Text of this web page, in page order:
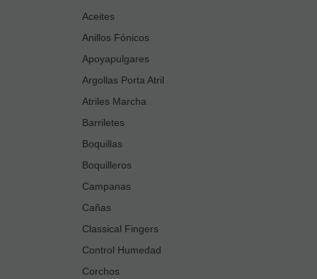
Aceites
Anillos Fónicos
Apoyapulgares
Argollas Porta Atril
Atriles Marcha
Barriletes
Boquillas
Boquilleros
Campanas
Cañas
Classical Fingers
Control Humedad
Corchos